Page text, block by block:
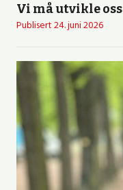
Vi må utvikle oss
Publisert24. juni 2026